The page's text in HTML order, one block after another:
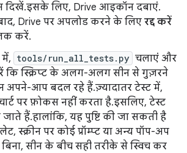
न दिखें. इसके लिए, Drive आइकॉन दबाएं.
Drive पर अपलोड करने के लिए रद्द करें
करें.
tools/run_all_tests.py चलाएं और
कि स्क्रिप्ट के अलग-अलग सीन से गुज़रने
अपने-आप बदल रहे हैं. ज़्यादातर टेस्ट में,
पर फ़ोकस नहीं करता है. इसलिए, टेस्ट
हैं. हालांकि, यह पुष्टि की जा सकती है
स्क्रीन पर कोई प्रॉम्प्ट या अन्य पॉप-अप
सीन के बीच सही तरीके से स्विच कर